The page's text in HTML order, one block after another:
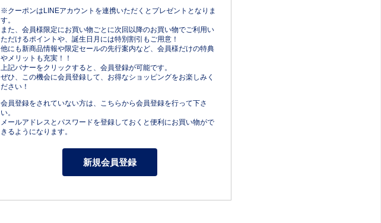
※クーポンはLINEアカウントを連携いただくとプレゼントとなりま
す。
また、会員様限定にお買い物ごとに次回以降のお買い物でご利用い
ただけるポイントや、誕生日月には特別割引もご用意！
他にも新商品情報や限定セールの先行案内など、会員様だけの特典
やメリットも充実！！
上記バナーをクリックすると、会員登録が可能です。
ぜひ、この機会に会員登録して、お得なショッピングをお楽しみく
ださい！
会員登録をされていない方は、こちらから会員登録を行って下さ
い。
メールアドレスとパスワードを登録しておくと便利にお買い物がで
きるようになります。